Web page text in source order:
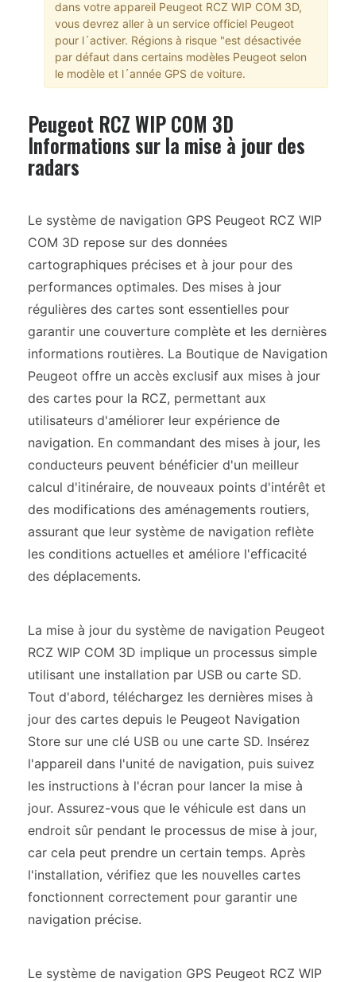
dans votre appareil Peugeot RCZ WIP COM 3D,
vous devrez aller à un service officiel Peugeot
pour l´activer. Régions à risque "est désactivée
par défaut dans certains modèles Peugeot selon
le modèle et l´année GPS de voiture.
Peugeot RCZ WIP COM 3D
Informations sur la mise à jour des
radars
Le système de navigation GPS Peugeot RCZ WIP
COM 3D repose sur des données
cartographiques précises et à jour pour des
performances optimales. Des mises à jour
régulières des cartes sont essentielles pour
garantir une couverture complète et les dernières
informations routières. La Boutique de Navigation
Peugeot offre un accès exclusif aux mises à jour
des cartes pour la RCZ, permettant aux
utilisateurs d'améliorer leur expérience de
navigation. En commandant des mises à jour, les
conducteurs peuvent bénéficier d'un meilleur
calcul d'itinéraire, de nouveaux points d'intérêt et
des modifications des aménagements routiers,
assurant que leur système de navigation reflète
les conditions actuelles et améliore l'efficacité
des déplacements.
La mise à jour du système de navigation Peugeot
RCZ WIP COM 3D implique un processus simple
utilisant une installation par USB ou carte SD.
Tout d'abord, téléchargez les dernières mises à
jour des cartes depuis le Peugeot Navigation
Store sur une clé USB ou une carte SD. Insérez
l'appareil dans l'unité de navigation, puis suivez
les instructions à l'écran pour lancer la mise à
jour. Assurez-vous que le véhicule est dans un
endroit sûr pendant le processus de mise à jour,
car cela peut prendre un certain temps. Après
l'installation, vérifiez que les nouvelles cartes
fonctionnent correctement pour garantir une
navigation précise.
Le système de navigation GPS Peugeot RCZ WIP